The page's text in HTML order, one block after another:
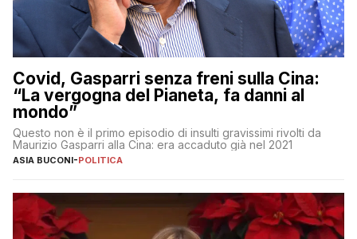
Covid, Gasparri senza freni sulla Cina:
“La vergogna del Pianeta, fa danni al
mondo”
Questo non è il primo episodio di insulti gravissimi rivolti da
Maurizio Gasparri alla Cina: era accaduto già nel 2021
ASIA BUCONI-POLITICA